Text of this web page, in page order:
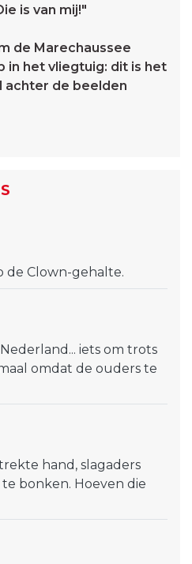
is van mij!"
de Marechaussee
in het vliegtuig: dit is het
achter de beelden
de Clown-gehalte.
iets om trots
omdat de ouders te
hand, slagaders
bonken. Hoeven die